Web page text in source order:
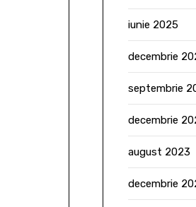
iunie 2025
decembrie
septembrie
decembrie
august 2023
decembrie